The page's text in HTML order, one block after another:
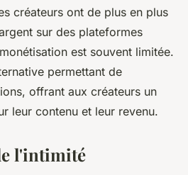
créateurs ont de plus en plus
sur des plateformes
est souvent limitée.
permettant de
offrant aux créateurs un
leur contenu et leur revenu.
l'intimité